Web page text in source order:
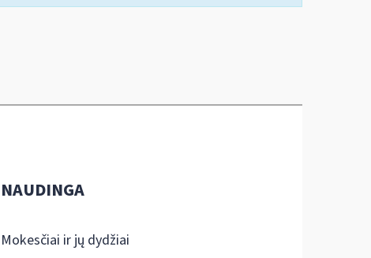
NAUDINGA
Mokesčiai ir jų dydžiai